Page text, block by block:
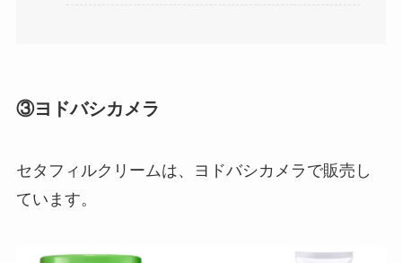
③ヨドバシカメラ
セタフィルクリームは、ヨドバシカメラで販売し
ています。